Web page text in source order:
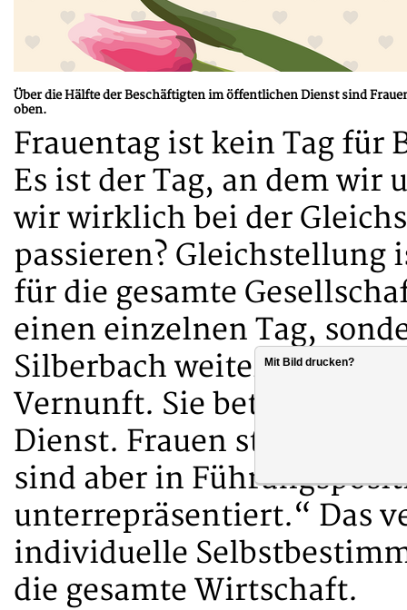
Über die Hälfte der Beschäftigten im öffentlichen Dienst sind
oben.
Frauentag ist kein Tag für
Es ist der Tag, an dem wir
wir wirklich bei der
passieren? Gleichstellung
für die gesamte
einen einzelnen Tag,
Silberbach weiter: „Es ist
Vernunft. Sie betrifft uns
Dienst. Frauen stellen
sind aber in
unterrepräsentiert.“ Das
individuelle
die gesamte Wirtschaft.
Mit Bild drucken?